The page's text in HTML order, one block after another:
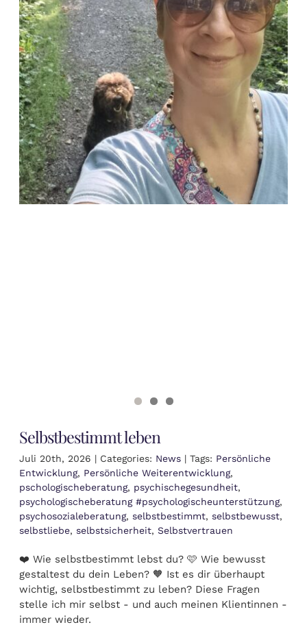
Selbstbestimmt leben
Juli 20th, 2026 | Categories: News | Tags: Persönliche
Entwicklung, Persönliche Weiterentwicklung,
pschologischeberatung, psychischegesundheit,
psychologischeberatung #psychologischeunterstützung,
psychosozialeberatung, selbstbestimmt, selbstbewusst,
selbstliebe, selbstsicherheit, Selbstvertrauen
❤️ Wie selbstbestimmt lebst du? 🩷 Wie bewusst
gestaltest du dein Leben? 🧡 Ist es dir überhaupt
wichtig, selbstbestimmt zu leben? Diese Fragen
stelle ich mir selbst - und auch meinen Klientinnen -
immer wieder.